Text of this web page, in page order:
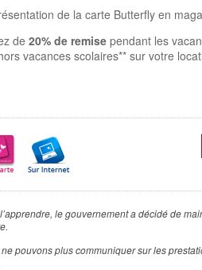
de la carte Butterfly en
de 20% de remise pendant les
vacances scolaires** sur votre
le gouvernement a décidé de
pouvons plus communiquer sur les